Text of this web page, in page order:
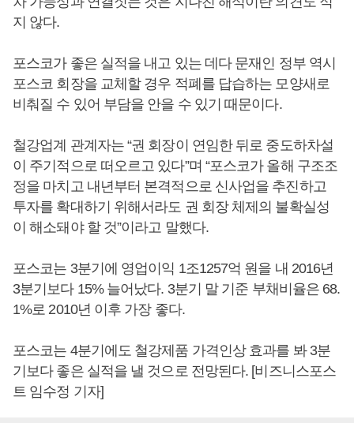
지 않다.
포스코가 좋은 실적을 내고 있는 데다 문재인 정부 역시
포스코 회장을 교체할 경우 적폐를 답습하는 모양새로
비춰질 수 있어 부담을 안을 수 있기 때문이다.
철강업계 관계자는 “권 회장이 연임한 뒤로 중도하차설
이 주기적으로 떠오르고 있다”며 “포스코가 올해 구조조
정을 마치고 내년부터 본격적으로 신사업을 추진하고
투자를 확대하기 위해서라도 권 회장 체제의 불확실성
이 해소돼야 할 것”이라고 말했다.
포스코는 3분기에 영업이익 1조1257억 원을 내 2016년
3분기보다 15% 늘어났다. 3분기 말 기준 부채비율은 68.
1%로 2010년 이후 가장 좋다.
포스코는 4분기에도 철강제품 가격인상 효과를 봐 3분
기보다 좋은 실적을 낼 것으로 전망된다. [비즈니스포스
트 임수정 기자]